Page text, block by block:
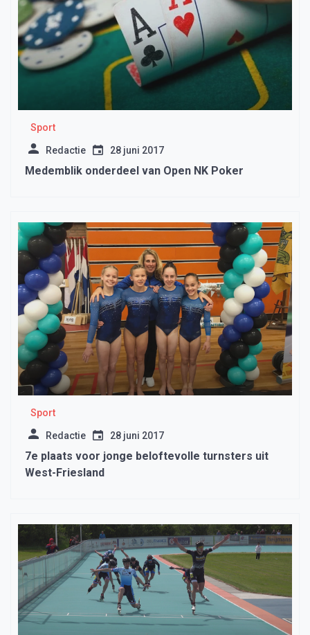
Sport
Redactie 28 juni 2017
Medemblik onderdeel van Open NK Poker
Sport
Redactie 28 juni 2017
7e plaats voor jonge beloftevolle turnsters uit
West-Friesland